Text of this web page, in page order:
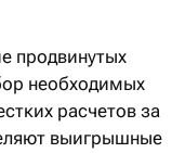
продвинутых
необходимых
расчетов за
выигрышные